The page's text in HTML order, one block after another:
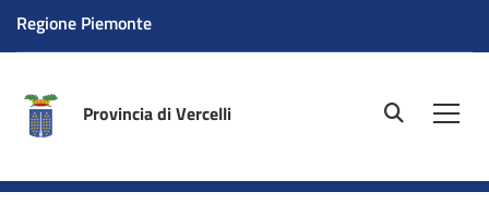
Regione Piemonte
Provincia di Vercelli site.searc